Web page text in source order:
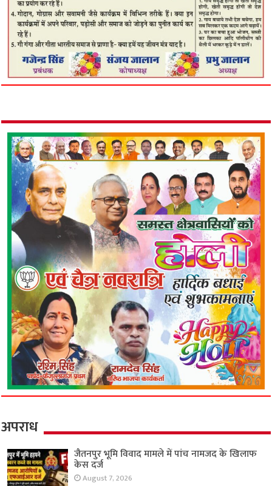
अपराध
जैतनपुर भूमि विवाद मामले में पांच नामजद के खिलाफ
केस दर्ज
August 7, 2026